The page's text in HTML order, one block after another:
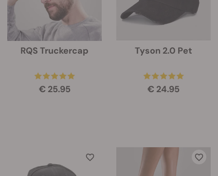
RQS Truckercap
€ 25.95
Tyson 2.0 Pet
€ 24.95